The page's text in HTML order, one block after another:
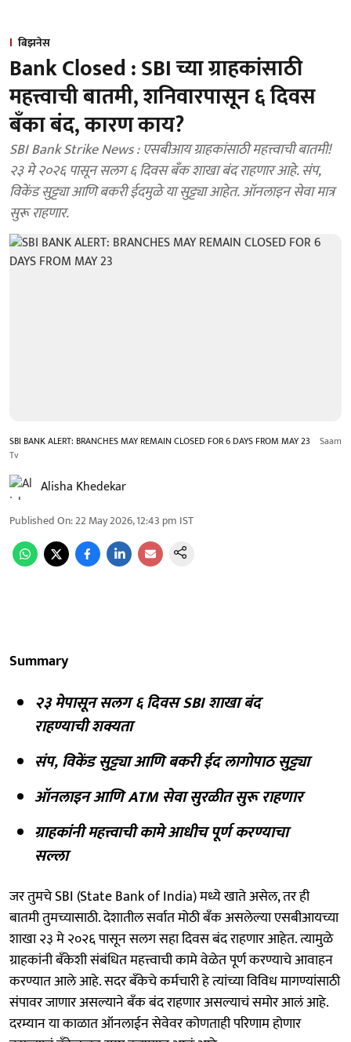
बिझनेस
Bank Closed : SBI च्या ग्राहकांसाठी
महत्त्वाची बातमी, शनिवारपासून ६ दिवस
बँका बंद, कारण काय?
SBI Bank Strike News : एसबीआय ग्राहकांसाठी महत्त्वाची बातमी!
२३ मे २०२६ पासून सलग ६ दिवस बँक शाखा बंद राहणार आहे. संप,
विकेंड सुट्ट्या आणि बकरी ईदमुळे या सुट्ट्या आहेत. ऑनलाइन सेवा मात्र
सुरू राहणार.
SBI BANK ALERT: BRANCHES MAY REMAIN CLOSED FOR 6 DAYS FROM MAY 23
Saam
Tv
Alisha Khedekar
Published On:22 May 2026, 12:43 pm IST
Summary
२३ मेपासून सलग ६ दिवस SBI शाखा बंद
राहण्याची शक्यता
संप, विकेंड सुट्ट्या आणि बकरी ईद लागोपाठ सुट्ट्या
ऑनलाइन आणि ATM सेवा सुरळीत सुरू राहणार
ग्राहकांनी महत्त्वाची कामे आधीच पूर्ण करण्याचा
सल्ला
जर तुमचे SBI (State Bank of India) मध्ये खाते असेल, तर ही
बातमी तुमच्यासाठी. देशातील सर्वात मोठी बँक असलेल्या एसबीआयच्या
शाखा २३ मे २०२६ पासून सलग सहा दिवस बंद राहणार आहेत. त्यामुळे
ग्राहकांनी बँकेशी संबंधित महत्त्वाची कामे वेळेत पूर्ण करण्याचे आवाहन
करण्यात आले आहे. सदर बँकेचे कर्मचारी हे त्यांच्या विविध मागण्यांसाठी
संपावर जाणार असल्याने बँक बंद राहणार असल्याचं समोर आलं आहे.
दरम्यान या काळात ऑनलाईन सेवेवर कोणताही परिणाम होणार